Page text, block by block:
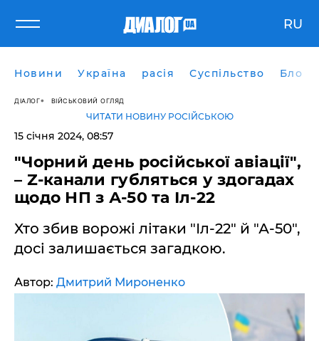
RU
Новини Україна расія Суспільство Блоги
ДІАЛОГ ВІЙСЬКОВИЙ ОГЛЯД
ЧИТАТИ НОВИНУ РОСІЙСЬКОЮ
15 січня 2024, 08:57
"Чорний день російської авіації",
– Z-канали губляться у здогадах
щодо НП з А-50 та Іл-22
Хто збив ворожі літаки "Іл-22" й "А-50",
досі залишається загадкою.
Автор: Дмитрий Мироненко